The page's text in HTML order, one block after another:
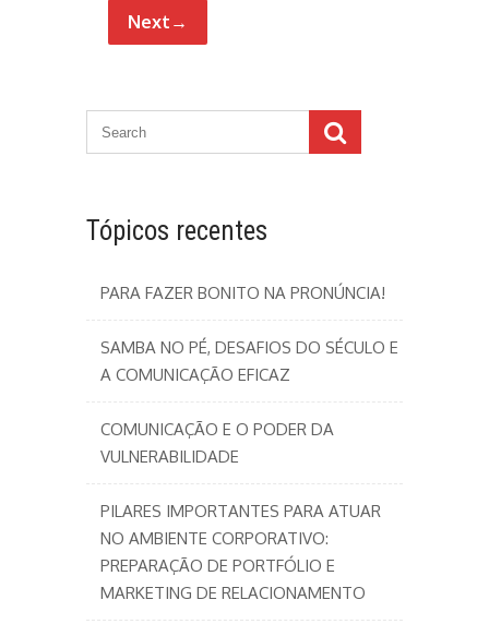
Next→
Tópicos recentes
PARA FAZER BONITO NA PRONÚNCIA!
SAMBA NO PÉ, DESAFIOS DO SÉCULO E
A COMUNICAÇÃO EFICAZ
COMUNICAÇÃO E O PODER DA
VULNERABILIDADE
PILARES IMPORTANTES PARA ATUAR
NO AMBIENTE CORPORATIVO:
PREPARAÇÃO DE PORTFÓLIO E
MARKETING DE RELACIONAMENTO